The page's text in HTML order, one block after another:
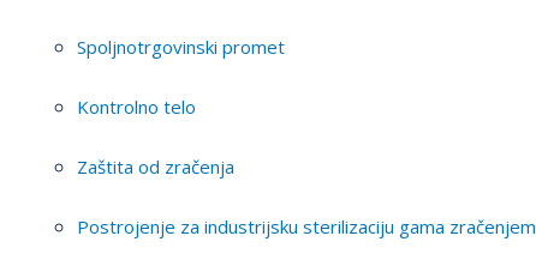
Spoljnotrgovinski promet
Kontrolno telo
Zaštita od zračenja
Postrojenje za industrijsku sterilizaciju gama zračenjem